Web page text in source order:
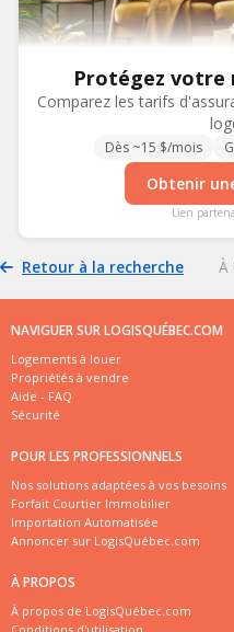
Protégez votre
Comparez les tarifs
Dès ~15 $/mois
Obtenir
Lien
Retour à la recherche À
NAVIGUER SUR LOGISQUÉBEC.COM
Logements à louer
Propriétés à vendre
Aide - FAQ
Sécurité
POUR LES PROFESSIONNELS
Nos solutions adaptées à vos besoins
Forfait Courtier Immobilier
Importation Automatisée
Annoncer sur LogisQuébec.com
À PROPOS
À propos de LogisQuébec.com